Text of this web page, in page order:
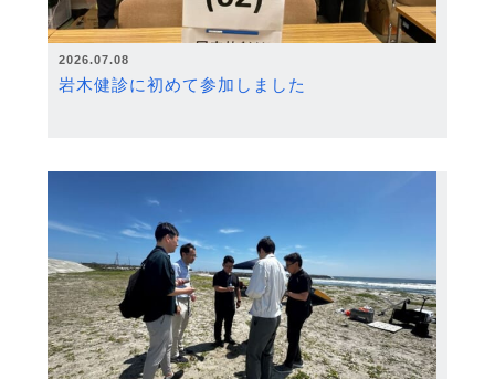
2026.07.08
岩木健診に初めて参加しました